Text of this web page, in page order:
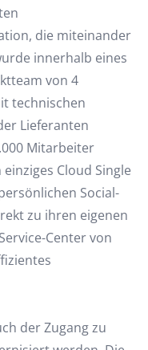
die miteinander
innerhalb eines
von 4
technischen
Lieferanten
Mitarbeiter
Cloud Single
Social-
zu ihren eigenen
Center von
der Zugang zu